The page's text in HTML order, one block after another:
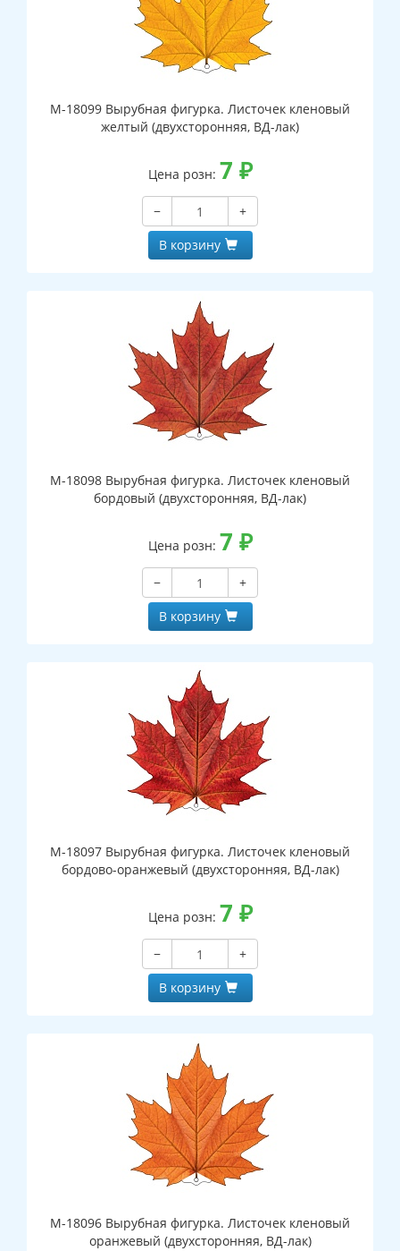
М-18099 Вырубная фигурка. Листочек кленовый
желтый (двухсторонняя, ВД-лак)
Цена розн: 7 ₽
−
+
В корзину
М-18098 Вырубная фигурка. Листочек кленовый
бордовый (двухсторонняя, ВД-лак)
Цена розн: 7 ₽
−
+
В корзину
М-18097 Вырубная фигурка. Листочек кленовый
бордово-оранжевый (двухсторонняя, ВД-лак)
Цена розн: 7 ₽
−
+
В корзину
М-18096 Вырубная фигурка. Листочек кленовый
оранжевый (двухсторонняя, ВД-лак)